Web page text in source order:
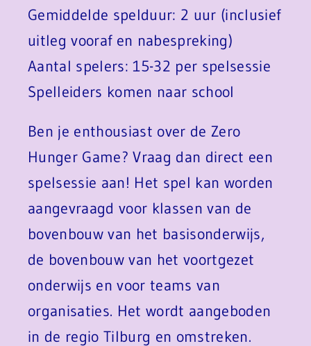
Gemiddelde spelduur: 2 uur (inclusief
uitleg vooraf en nabespreking)
Aantal spelers: 15-32 per spelsessie
Spelleiders komen naar school
Ben je enthousiast over de Zero
Hunger Game? Vraag dan direct een
spelsessie aan! Het spel kan worden
aangevraagd voor klassen van de
bovenbouw van het basisonderwijs,
de bovenbouw van het voortgezet
onderwijs en voor teams van
organisaties. Het wordt aangeboden
in de regio Tilburg en omstreken.